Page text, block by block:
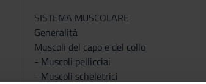
SISTEMA MUSCOLARE
Generalità
Muscoli del capo e del collo
- Muscoli pellicciai
- Muscoli scheletrici